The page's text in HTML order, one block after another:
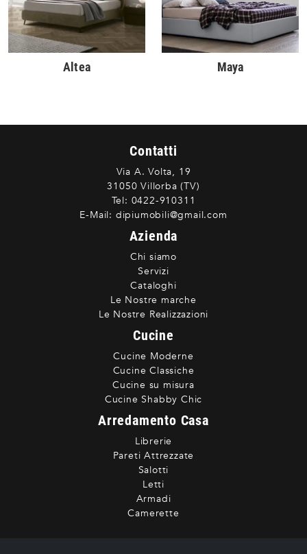
Altea Maya
Contatti
Via A. Volta, 19
31050 Villorba (TV)
Tel: 0422-910311
E-Mail: dipiumobili@gmail.com
Azienda
Chi siamo
Servizi
Cataloghi
Le Nostre marche
Le Nostre Realizzazioni
Cucine
Cucine Moderne
Cucine Classiche
Cucine su misura
Cucine Shabby Chic
Arredamento Casa
Librerie
Pareti Attrezzate
Salotti
Letti
Armadi
Camerette